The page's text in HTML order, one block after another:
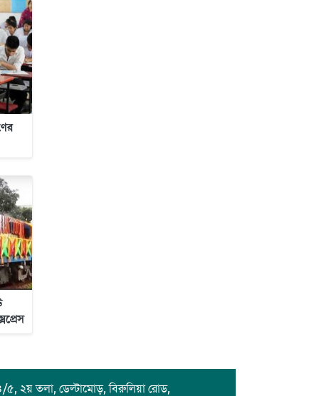
৫, ২য় তলা, ডেল্টামোড়, বিরুলিয়া রোড,